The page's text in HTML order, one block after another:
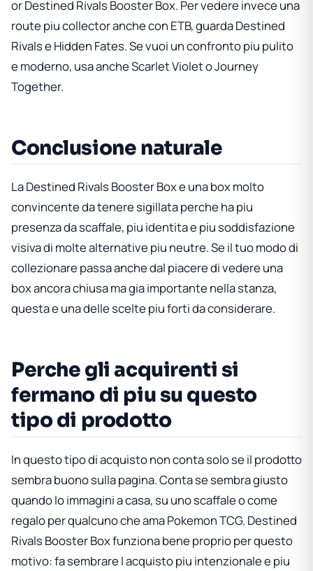
or Destined Rivals Booster Box. Per vedere invece una
route piu collector anche con ETB, guardaDestined
Rivals e Hidden Fates. Se vuoi un confronto piu pulito
e moderno, usa ancheScarlet Violet o Journey
Together.
Conclusione naturale
LaDestined Rivals Booster Boxe una box molto
convincente da tenere sigillata perche ha piu
presenza da scaffale, piu identita e piu soddisfazione
visiva di molte alternative piu neutre. Se il tuo modo di
collezionare passa anche dal piacere di vedere una
box ancora chiusa ma gia importante nella stanza,
questa e una delle scelte piu forti da considerare.
Perche gli acquirenti si
fermano di piu su questo
tipo di prodotto
In questo tipo di acquisto non conta solo se il prodotto
sembra buono sulla pagina. Conta se sembra giusto
quando lo immagini a casa, su uno scaffale o come
regalo per qualcuno che ama Pokemon TCG. Destined
Rivals Booster Boxfunziona bene proprio per questo
motivo: fa sembrare l acquisto piu intenzionale e piu